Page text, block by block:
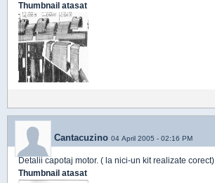
Thumbnail atasat
Cantacuzino 04 April 2005 - 02:16 PM
Detalii capotaj motor. ( la nici-un kit realizate corect)
Thumbnail atasat